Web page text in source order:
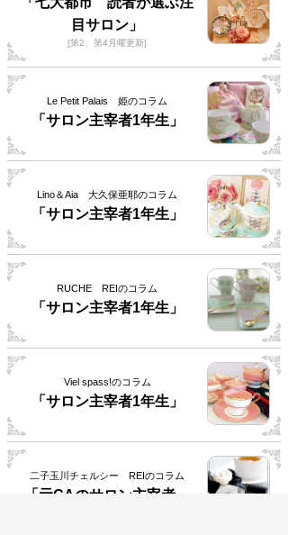
目サロン」
[第2、第4月曜更新]
Le Petit Palais 姫のコラム
「サロン主宰者1年生」
Lino＆Aia 大久保亜耶のコラム
「サロン主宰者1年生」
RUCHE REIのコラム
「サロン主宰者1年生」
Viel spass!のコラム
「サロン主宰者1年生」
二子玉川チェルシー REIのコラム
「元CAのサロン主宰者」